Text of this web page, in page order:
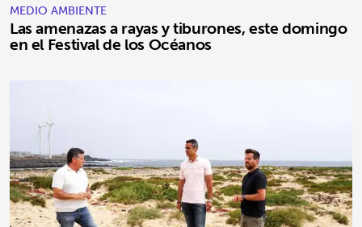
MEDIO AMBIENTE
Las amenazas a rayas y tiburones, este domingo
en el Festival de los Océanos